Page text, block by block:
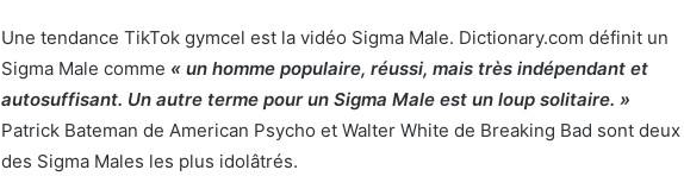
Une tendance TikTok gymcel est la vidéo Sigma Male. Dictionary.com définit un
Sigma Male comme « un homme populaire, réussi, mais très indépendant et
autosuffisant. Un autre terme pour un Sigma Male est un loup solitaire. »
Patrick Bateman de American Psycho et Walter White de Breaking Bad sont deux
des Sigma Males les plus idolâtrés.